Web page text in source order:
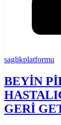
saglikplatformu
BEYİN
GERİ